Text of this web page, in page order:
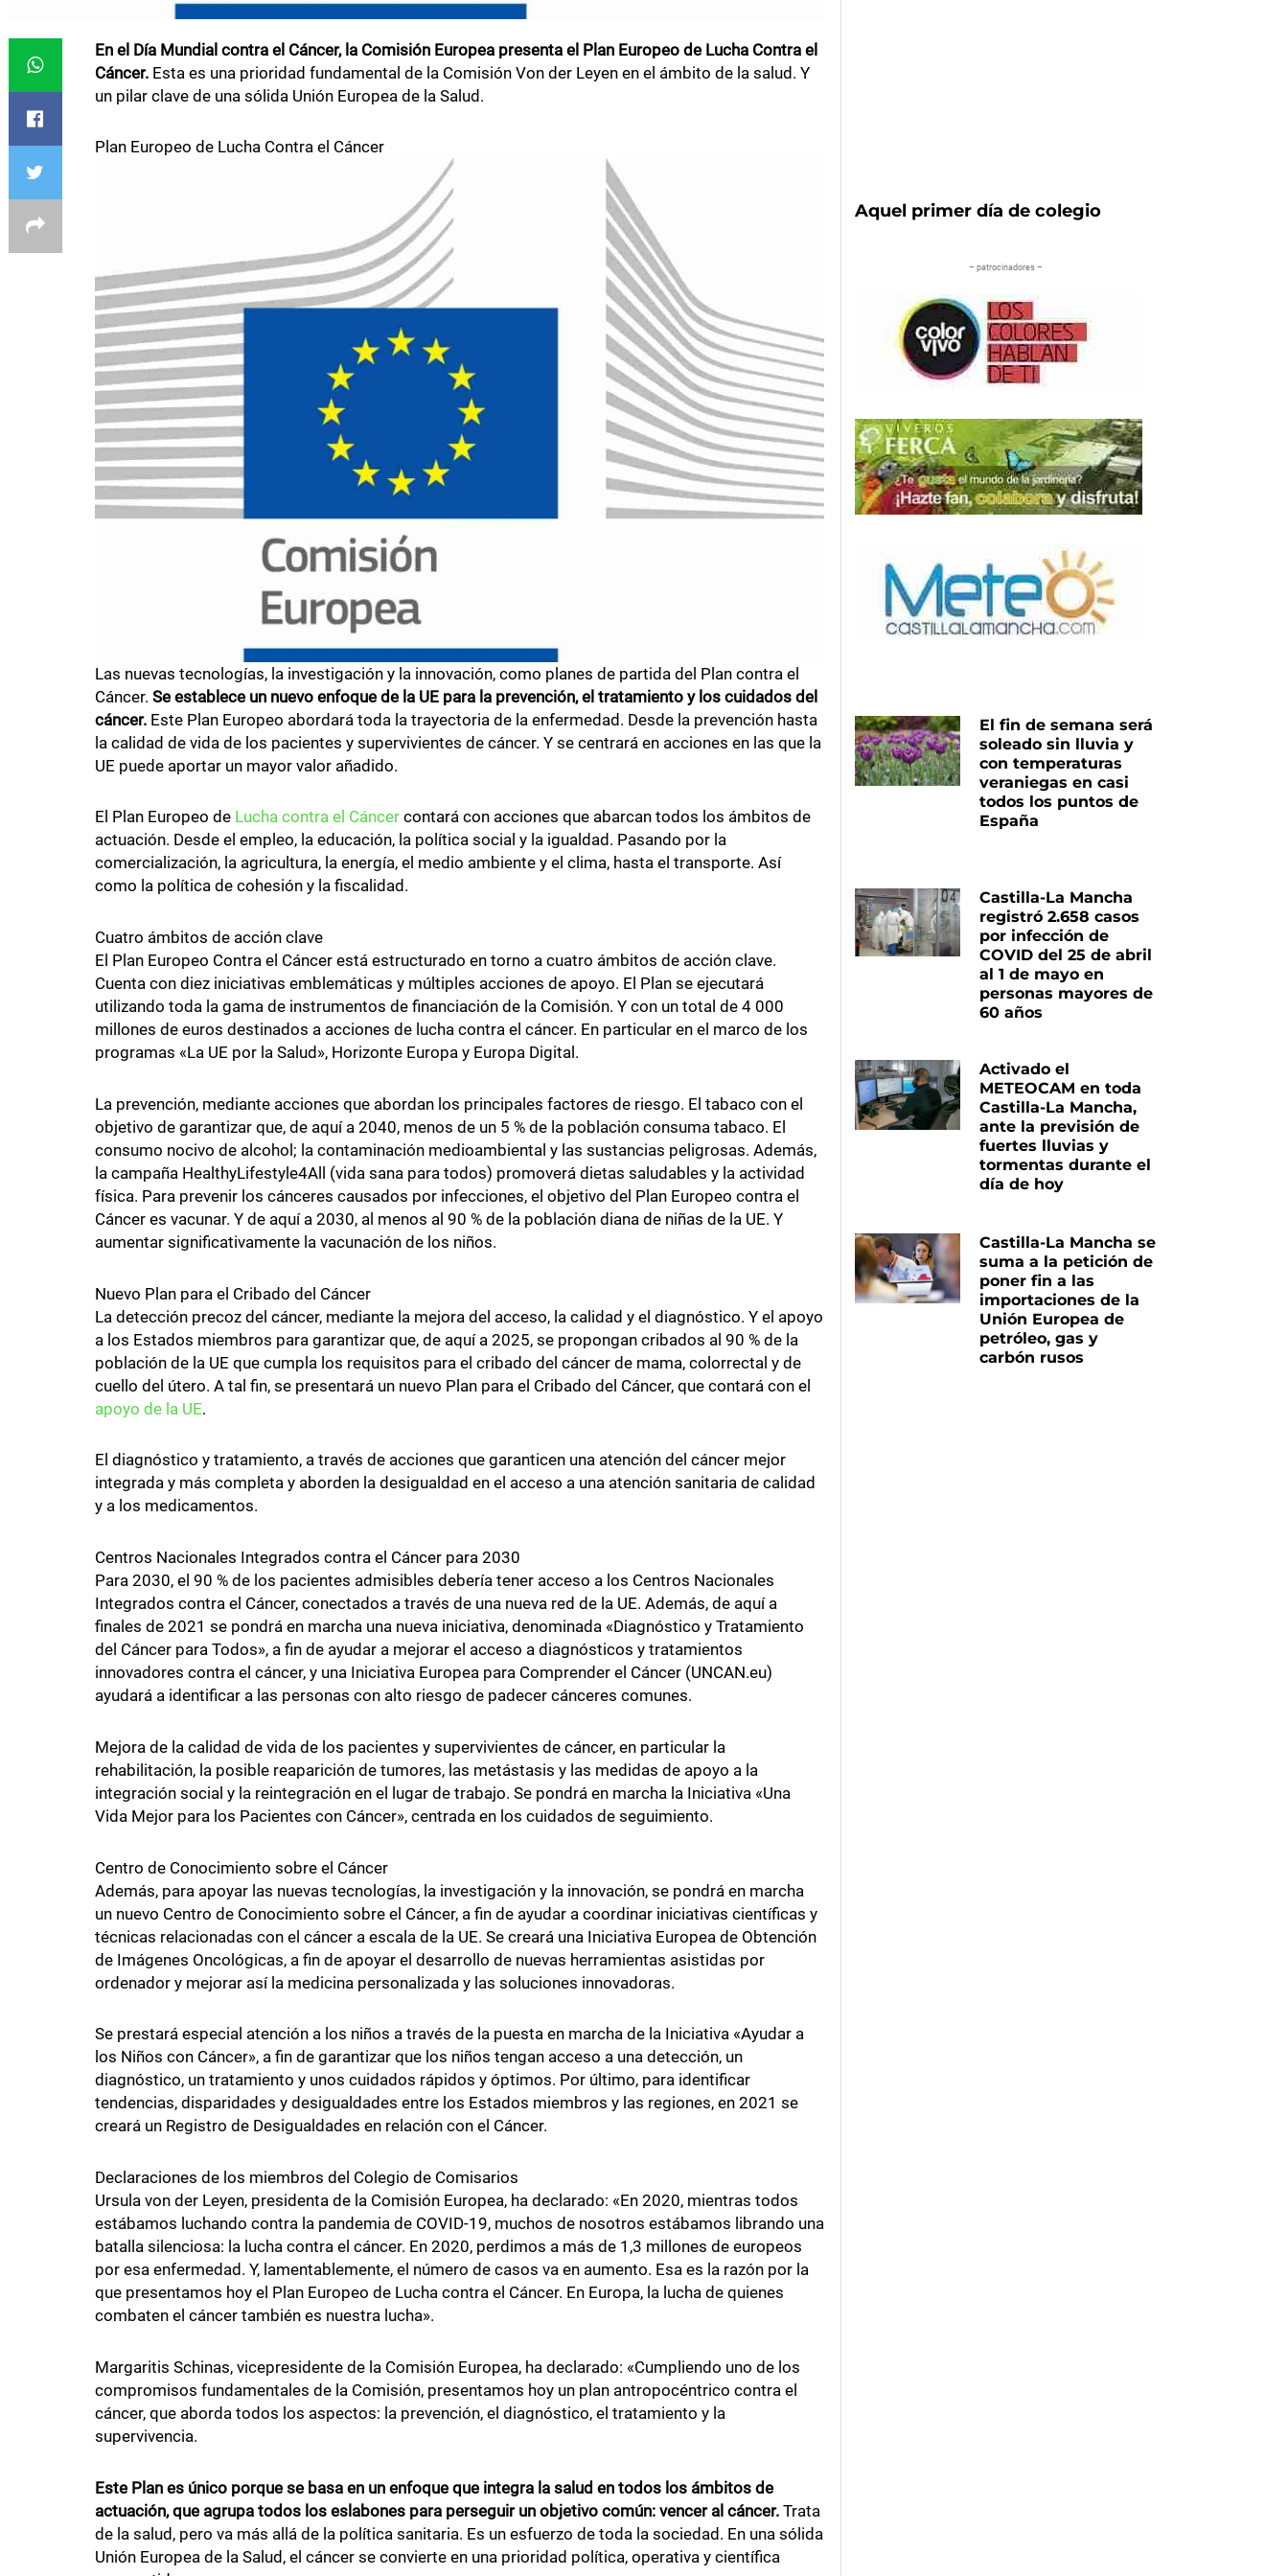
En el Día Mundial contra el Cáncer, la Comisión Europea presenta el Plan Europeo de Lucha Contra el
Cáncer.Esta es una prioridad fundamental de la Comisión Von der Leyen en el ámbito de la salud. Y
un pilar clave de una sólida Unión Europea de la Salud.
Plan Europeo de Lucha Contra el Cáncer
Las nuevas tecnologías, la investigación y la innovación, como planes de partida del Plan contra el
Cáncer. Se establece un nuevo enfoque de la UE para la prevención, el tratamiento y los cuidados del
cáncer.Este Plan Europeo abordará toda la trayectoria de la enfermedad. Desde la prevención hasta
la calidad de vida de los pacientes y supervivientes de cáncer. Y se centrará en acciones en las que la
UE puede aportar un mayor valor añadido.
El Plan Europeo de Lucha contra el Cáncercontará con acciones que abarcan todos los ámbitos de
actuación. Desde el empleo, la educación, la política social y la igualdad. Pasando por la
comercialización, la agricultura, la energía, el medio ambiente y el clima, hasta el transporte. Así
como la política de cohesión y la fiscalidad.
Cuatro ámbitos de acción clave
El Plan Europeo Contra el Cáncer está estructurado en torno a cuatro ámbitos de acción clave.
Cuenta con diez iniciativas emblemáticas y múltiples acciones de apoyo. El Plan se ejecutará
utilizando toda la gama de instrumentos de financiación de la Comisión. Y con un total de 4 000
millones de euros destinados a acciones de lucha contra el cáncer. En particular en el marco de los
programas «La UE por la Salud», Horizonte Europa y Europa Digital.
La prevención, mediante acciones que abordan los principales factores de riesgo. El tabaco con el
objetivo de garantizar que, de aquí a 2040, menos de un 5 % de la población consuma tabaco. El
consumo nocivo de alcohol; la contaminación medioambiental y las sustancias peligrosas. Además,
la campaña HealthyLifestyle4All (vida sana para todos) promoverá dietas saludables y la actividad
física. Para prevenir los cánceres causados por infecciones, el objetivo del Plan Europeo contra el
Cáncer es vacunar. Y de aquí a 2030, al menos al 90 % de la población diana de niñas de la UE. Y
aumentar significativamente la vacunación de los niños.
Nuevo Plan para el Cribado del Cáncer
La detección precoz del cáncer, mediante la mejora del acceso, la calidad y el diagnóstico. Y el apoyo
a los Estados miembros para garantizar que, de aquí a 2025, se propongan cribados al 90 % de la
población de la UE que cumpla los requisitos para el cribado del cáncer de mama, colorrectal y de
cuello del útero. A tal fin, se presentará un nuevo Plan para el Cribado del Cáncer, que contará con el
apoyo de la UE.
El diagnóstico y tratamiento, a través de acciones que garanticen una atención del cáncer mejor
integrada y más completa y aborden la desigualdad en el acceso a una atención sanitaria de calidad
y a los medicamentos.
Centros Nacionales Integrados contra el Cáncer para 2030
Para 2030, el 90 % de los pacientes admisibles debería tener acceso a los Centros Nacionales
Integrados contra el Cáncer, conectados a través de una nueva red de la UE. Además, de aquí a
finales de 2021 se pondrá en marcha una nueva iniciativa, denominada «Diagnóstico y Tratamiento
del Cáncer para Todos», a fin de ayudar a mejorar el acceso a diagnósticos y tratamientos
innovadores contra el cáncer, y una Iniciativa Europea para Comprender el Cáncer (UNCAN.eu)
ayudará a identificar a las personas con alto riesgo de padecer cánceres comunes.
Mejora de la calidad de vida de los pacientes y supervivientes de cáncer, en particular la
rehabilitación, la posible reaparición de tumores, las metástasis y las medidas de apoyo a la
integración social y la reintegración en el lugar de trabajo. Se pondrá en marcha la Iniciativa «Una
Vida Mejor para los Pacientes con Cáncer», centrada en los cuidados de seguimiento.
Centro de Conocimiento sobre el Cáncer
Además, para apoyar las nuevas tecnologías, la investigación y la innovación, se pondrá en marcha
un nuevo Centro de Conocimiento sobre el Cáncer, a fin de ayudar a coordinar iniciativas científicas y
técnicas relacionadas con el cáncer a escala de la UE. Se creará una Iniciativa Europea de Obtención
de Imágenes Oncológicas, a fin de apoyar el desarrollo de nuevas herramientas asistidas por
ordenador y mejorar así la medicina personalizada y las soluciones innovadoras.
Se prestará especial atención a los niños a través de la puesta en marcha de la Iniciativa «Ayudar a
los Niños con Cáncer», a fin de garantizar que los niños tengan acceso a una detección, un
diagnóstico, un tratamiento y unos cuidados rápidos y óptimos. Por último, para identificar
tendencias, disparidades y desigualdades entre los Estados miembros y las regiones, en 2021 se
creará un Registro de Desigualdades en relación con el Cáncer.
Declaraciones de los miembros del Colegio de Comisarios
Ursula von der Leyen, presidenta de la Comisión Europea, ha declarado: «En 2020, mientras todos
estábamos luchando contra la pandemia de COVID-19, muchos de nosotros estábamos librando una
batalla silenciosa: la lucha contra el cáncer. En 2020, perdimos a más de 1,3 millones de europeos
por esa enfermedad. Y, lamentablemente, el número de casos va en aumento. Esa es la razón por la
que presentamos hoy el Plan Europeo de Lucha contra el Cáncer. En Europa, la lucha de quienes
combaten el cáncer también es nuestra lucha».
Margaritis Schinas, vicepresidente de la Comisión Europea, ha declarado: «Cumpliendo uno de los
compromisos fundamentales de la Comisión, presentamos hoy un plan antropocéntrico contra el
cáncer, que aborda todos los aspectos: la prevención, el diagnóstico, el tratamiento y la
supervivencia.
Este Plan es único porque se basa en un enfoque que integra la salud en todos los ámbitos de
actuación, que agrupa todos los eslabones para perseguir un objetivo común: vencer al cáncer.Trata
de la salud, pero va más allá de la política sanitaria. Es un esfuerzo de toda la sociedad. En una sólida
Unión Europea de la Salud, el cáncer se convierte en una prioridad política, operativa y científica
Aquel primer día de colegio
– patrocinadores –
El fin de semana será
soleado sin lluvia y
con temperaturas
veraniegas en casi
todos los puntos de
España
Castilla-La Mancha
registró 2.658 casos
por infección de
COVID del 25 de abril
al 1 de mayo en
personas mayores de
60 años
Activado el
METEOCAM en toda
Castilla-La Mancha,
ante la previsión de
fuertes lluvias y
tormentas durante el
día de hoy
Castilla-La Mancha se
suma a la petición de
poner fin a las
importaciones de la
Unión Europea de
petróleo, gas y
carbón rusos